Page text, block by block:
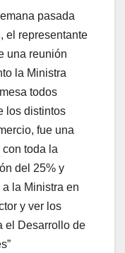
pasada
el representante
una reunión
la Ministra
todos
los distintos
fue una
toda la
del 25% y
la Ministra en
y ver los
el Desarrollo de